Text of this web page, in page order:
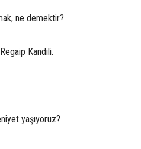
ne demektir?
Kandili.
yaşıyoruz?